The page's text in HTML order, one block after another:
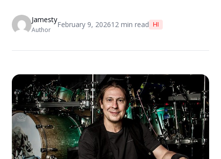
Jamesty
Author
February 9, 202612 min read HI